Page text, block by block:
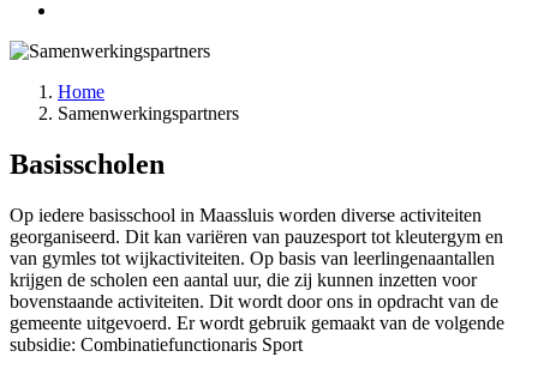
Home
Samenwerkingspartners
Basisscholen
Op iedere basisschool in Maassluis worden diverse activiteiten
georganiseerd. Dit kan variëren van pauzesport tot kleutergym en
van gymles tot wijkactiviteiten. Op basis van leerlingenaantallen
krijgen de scholen een aantal uur, die zij kunnen inzetten voor
bovenstaande activiteiten. Dit wordt door ons in opdracht van de
gemeente uitgevoerd. Er wordt gebruik gemaakt van de volgende
subsidie: Combinatiefunctionaris Sport